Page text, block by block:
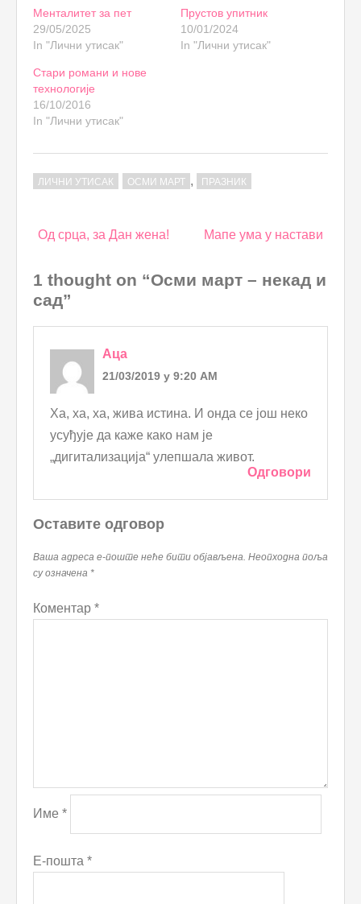
Менталитет за пет
29/05/2025
In "Лични утисак"
Прустов упитник
10/01/2024
In "Лични утисак"
Стари романи и нове
технологије
16/10/2016
In "Лични утисак"
ЛИЧНИ УТИСАК ОСМИ МАРТ , ПРАЗНИК
Post
Од срца, за Дан жена! Мапе ума у настави
1 thought on “Осми март – некад и
сад”
Аца
21/03/2019 у 9:20 AM
Ха, ха, ха, жива истина. И онда се још неко
усуђује да каже како нам је
„дигитализација“ улепшала живот.
Одговори
Оставите одговор
Ваша адреса е-поште неће бити објављена. Неопходна поља
су означена *
Коментар *
Име *
Е-пошта *